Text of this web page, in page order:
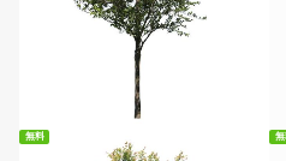
無料ダウンロード
無料